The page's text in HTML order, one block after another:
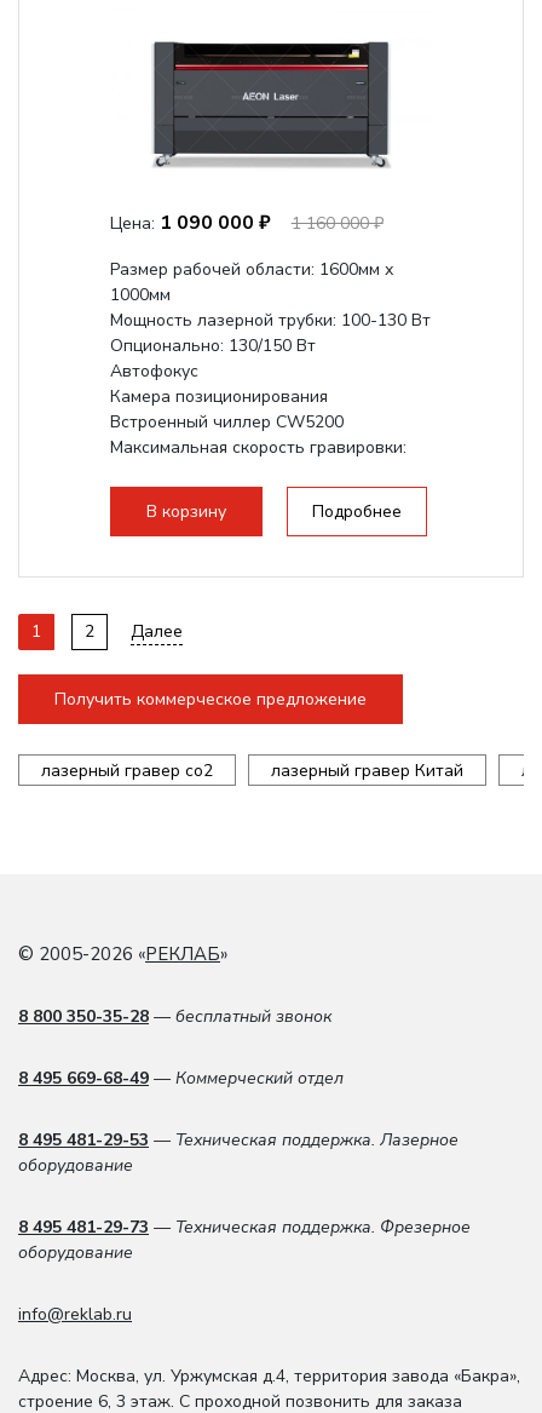
Цена: 1 090 000 ₽
1 160 000 ₽
Размер рабочей области: 1600мм х
1000мм
Мощность лазерной трубки: 100-130 Вт
Опционально: 130/150 Вт
Автофокус
Камера позиционирования
Встроенный чиллер CW5200
Максимальная скорость гравировки:
140мм,...
В корзину Подробнее
1 2 Далее
Получить коммерческое предложение
лазерный гравер co2 лазерный гравер Китай
© 2005-2026 «РЕКЛАБ»
8 800 350-35-28 — бесплатный звонок
8 495 669-68-49 — Коммерческий отдел
8 495 481-29-53 — Техническая поддержка. Лазерное
оборудование
8 495 481-29-73 — Техническая поддержка. Фрезерное
оборудование
info@reklab.ru
Адрес: Москва, ул. Уржумская д.4, территория завода «Бакра»,
строение 6, 3 этаж. С проходной позвонить для заказа